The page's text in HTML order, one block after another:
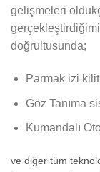
gelişmeleri
doğrultusunda;
Parmak izi
Göz Tanıma
Kumandalı
ve diğer tüm